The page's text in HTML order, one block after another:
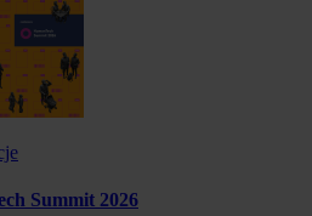
Summit 2026